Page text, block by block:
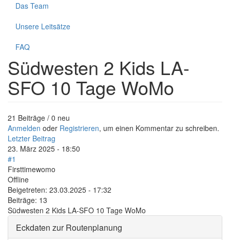
Das Team
Unsere Leitsätze
FAQ
Südwesten 2 Kids LA-
SFO 10 Tage WoMo
21 Beiträge / 0 neu
Anmelden oder Registrieren, um einen Kommentar zu schreiben.
Letzter Beitrag
23. März 2025 - 18:50
#1
Firsttimewomo
Offline
Beigetreten: 23.03.2025 - 17:32
Beiträge: 13
Südwesten 2 Kids LA-SFO 10 Tage WoMo
Eckdaten zur Routenplanung